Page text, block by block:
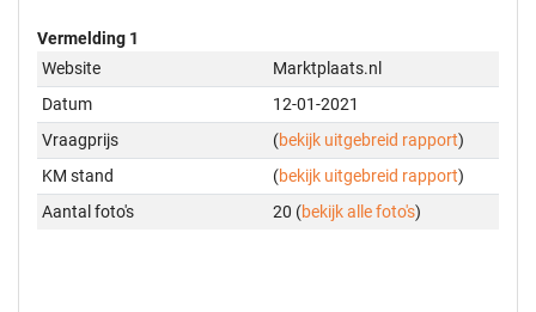
Vermelding 1
Website
Marktplaats.nl
Datum
12-01-2021
Vraagprijs
(bekijk uitgebreid rapport)
KM stand
(bekijk uitgebreid rapport)
Aantal foto's
20 (bekijk alle foto's)